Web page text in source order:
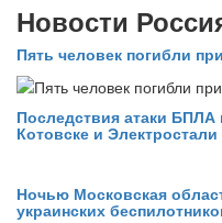
Новости
Пять человек погибли
Последствия атаки
Котовске и Электростали
Ночью Московская
украинских